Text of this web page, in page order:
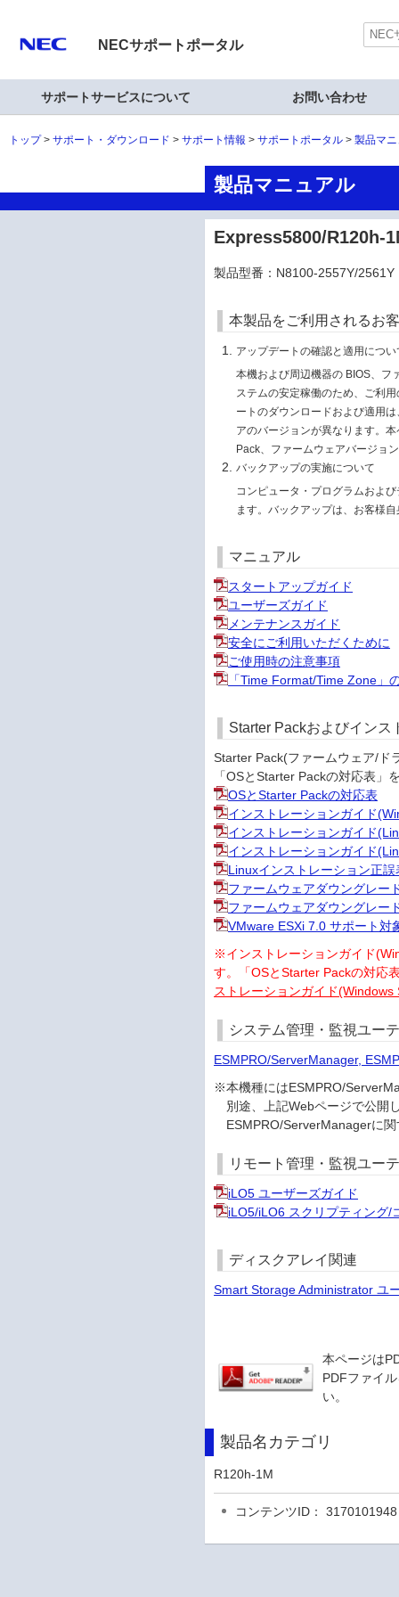
NECサポートポータル
サポートサービスについて お問い合わせ
トップ サポート・ダウンロード サポート情報 サポートポータル 製品マ
製品マニュアル
Express5800/R120h-
製品型番：N8100-2557Y/2561Y
本製品をご利用されるお
アップデートの確認と適用につい
本機および周辺機器の BIOS、フ
ステムの安定稼働のため、ご利
ートのダウンロードおよび適用
アのバージョンが異なります。
Pack、ファームウェアバージョ
バックアップの実施について
コンピュータ・プログラムおよ
ます。バックアップは、お客様
マニュアル
スタートアップガイド
ユーザーズガイド
メンテナンスガイド
安全にご利用いただくために
ご使用時の注意事項
「Time Format/Time Zone」
Starter Packおよびインス
Starter Pack(ファームウェア/ド
「OSとStarter Packの対応表」
OSとStarter Packの対応表
インストレーションガイド
インストレーションガイド
インストレーションガイド
Linuxインストレーション正誤
ファームウェアダウングレー
ファームウェアダウングレー
VMware ESXi 7.0 サポート対
※インストレーションガイド
す。「OSとStarter Packの対応
ストレーションガイド
システム管理・監視ユー
ESMPRO/ServerManager,
※本機種にはESMPRO/
別途、上記Webページで公開
ESMPRO/ServerManagerに関
リモート管理・監視ユー
iLO5 ユーザーズガイド
iLO5/iLO6 スクリプティング/
ディスクアレイ関連
Smart Storage Administrator ユ
本ページは
PDFファイ
い。
製品名カテゴリ
R120h-1M
コンテンツID： 3170101948